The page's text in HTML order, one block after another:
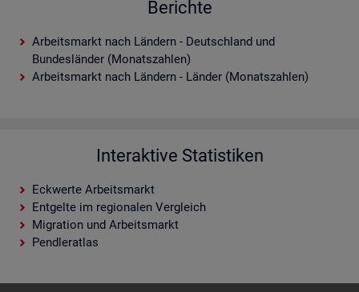
Berichte
Arbeitsmarkt nach Ländern - Deutschland und
Bundesländer (Monatszahlen)
Arbeitsmarkt nach Ländern - Länder (Monatszahlen)
Interaktive Statistiken
Eckwerte Arbeitsmarkt
Entgelte im regionalen Vergleich
Migration und Arbeitsmarkt
Pendleratlas